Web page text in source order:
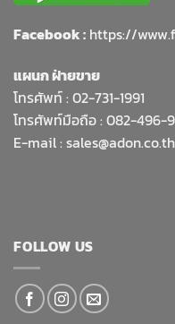
Facebook : https://
แผนก ฝ่ายขาย
โทรศัพท์ : 02-731-1991
โทรศัพท์มือถือ : 082-496-
E-mail : sales@adon.co.th
FOLLOW US